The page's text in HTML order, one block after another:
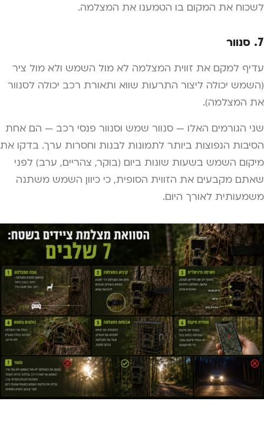
לשכוח את המקום בו הטמענו את המצלמה.
7. סנוור
עדיף למקם את זווית המצלמה לא מול השמש ולא מול ציר
(השמש יכולה ליצור התרעות שווא ותאורת רכב יכולה לסנוור
את המצלמה).
שני הגורמים האלו — סנוור שמש וסנוור פנסי רכב — הם אחת
הסיבות הנפוצות ביותר לתמונות לבנות וחסרות ערך. בדקו את
מיקום השמש בשעות שונות ביום (בוקר, צהריים, ערב) לפני
שאתם מקבעים את הזווית הסופית, כי כיוון השמש משתנה
משמעותית לאורך היום.